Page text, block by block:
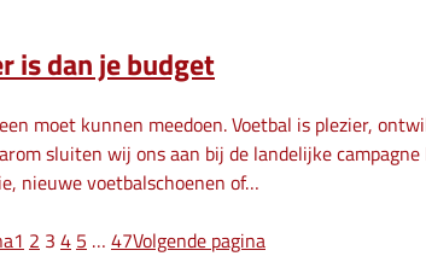
is dan je budget
moet kunnen meedoen. Voetbal is plezier,
sluiten wij ons aan bij de landelijke
nieuwe voetbalschoenen of…
1 2 3 4 5 … 47Volgende pagina